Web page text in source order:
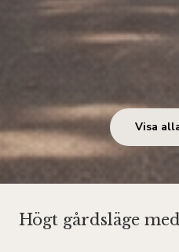
Visa
Högt gårdsläge